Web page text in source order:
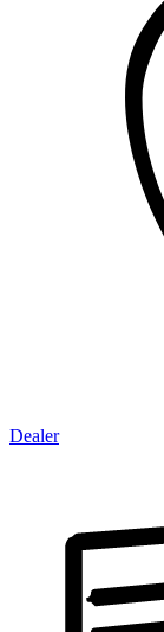
Dealer